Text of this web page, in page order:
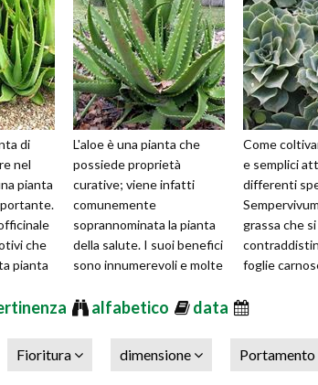
di
nel
pianta
che
pianta
L'aloe è una pianta che
possiede proprietà
curative; viene infatti
comunemente
soprannominata la pianta
della salute. I suoi benefici
sono innumerevoli e molte
conosciute già da popola
Come
e semplici
differenti
grassa che si
foglie
forma a
alfabetico data
Fioritura dimensione Portamento